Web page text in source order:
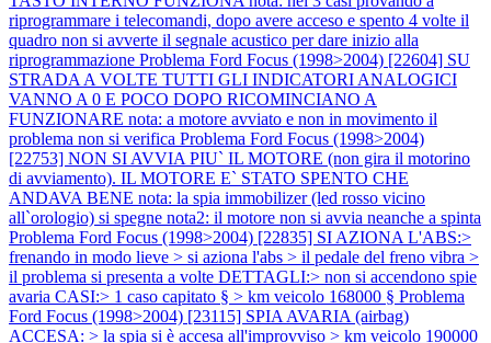
riprogrammare i telecomandi, dopo avere acceso e spento 4 volte il
quadro non si avverte il segnale acustico per dare inizio alla
riprogrammazione Problema Ford Focus (1998>2004) [22604] SU
STRADA A VOLTE TUTTI GLI INDICATORI ANALOGICI
VANNO A 0 E POCO DOPO RICOMINCIANO A
FUNZIONARE nota: a motore avviato e non in movimento il
problema non si verifica Problema Ford Focus (1998>2004)
[22753] NON SI AVVIA PIU` IL MOTORE (non gira il motorino
di avviamento). IL MOTORE E` STATO SPENTO CHE
ANDAVA BENE nota: la spia immobilizer (led rosso vicino
all`orologio) si spegne nota2: il motore non si avvia neanche a spinta
Problema Ford Focus (1998>2004) [22835] SI AZIONA L'ABS:>
frenando in modo lieve > si aziona l'abs > il pedale del freno vibra >
il problema si presenta a volte DETTAGLI:> non si accendono spie
avaria CASI:> 1 caso capitato § > km veicolo 168000 § Problema
Ford Focus (1998>2004) [23115] SPIA AVARIA (airbag)
ACCESA: > la spia si è accesa all'improvviso > km veicolo 190000